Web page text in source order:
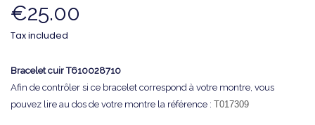
€25.00
Tax included
Bracelet cuir T610028710
Afin de contrôler si ce bracelet correspond à votre montre, vous
pouvez lire au dos de votre montre la référence : T017309